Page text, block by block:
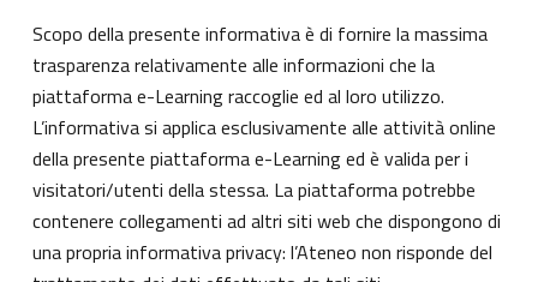
Scopo della presente informativa è di fornire la massima
trasparenza relativamente alle informazioni che la
piattaforma e-Learning raccoglie ed al loro utilizzo.
L’informativa si applica esclusivamente alle attività online
della presente piattaforma e-Learning ed è valida per i
visitatori/utenti della stessa. La piattaforma potrebbe
contenere collegamenti ad altri siti web che dispongono di
una propria informativa privacy: l’Ateneo non risponde del